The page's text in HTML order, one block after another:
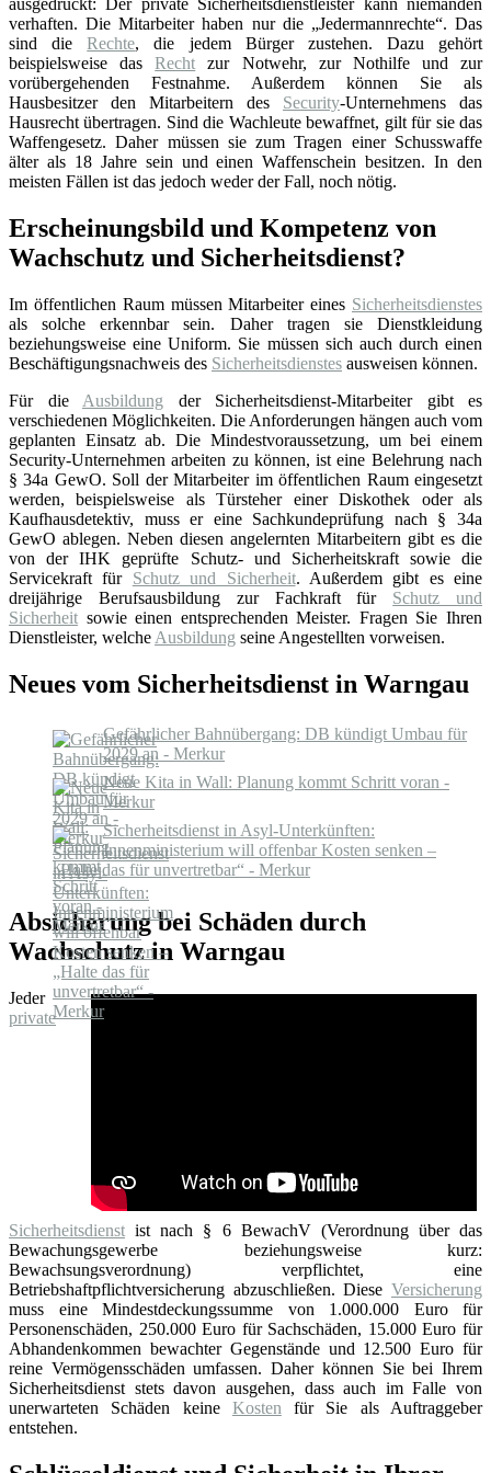
ausgedrückt: Der private Sicherheitsdienstleister kann niemanden
verhaften. Die Mitarbeiter haben nur die „Jedermannrechte“. Das
sind dieRechte, die jedem Bürger zustehen. Dazu gehört
beispielsweise dasRecht zur Notwehr, zur Nothilfe und zur
vorübergehenden Festnahme. Außerdem können Sie als
Hausbesitzer den Mitarbeitern des Security-Unternehmens das
Hausrecht übertragen. Sind die Wachleute bewaffnet, gilt für sie das
Waffengesetz. Daher müssen sie zum Tragen einer Schusswaffe
älter als 18 Jahre sein und einen Waffenschein besitzen. In den
meisten Fällen ist das jedoch weder der Fall, noch nötig.
Erscheinungsbild und Kompetenz von
Wachschutz und Sicherheitsdienst?
Im öffentlichen Raum müssen Mitarbeiter eines Sicherheitsdienstes
als solche erkennbar sein. Daher tragen sie Dienstkleidung
beziehungsweise eine Uniform. Sie müssen sich auch durch einen
Beschäftigungsnachweis des Sicherheitsdienstes ausweisen können.
Für die Ausbildung der Sicherheitsdienst-Mitarbeiter gibt es
verschiedenen Möglichkeiten. Die Anforderungen hängen auch vom
geplanten Einsatz ab. Die Mindestvoraussetzung, um bei einem
Security-Unternehmen arbeiten zu können, ist eine Belehrung nach
§ 34a GewO. Soll der Mitarbeiter im öffentlichen Raum eingesetzt
werden, beispielsweise als Türsteher einer Diskothek oder als
Kaufhausdetektiv, muss er eine Sachkundeprüfung nach § 34a
GewO ablegen. Neben diesen angelernten Mitarbeitern gibt es die
von der IHK geprüfte Schutz- und Sicherheitskraft sowie die
Servicekraft für Schutz und Sicherheit. Außerdem gibt es eine
dreijährige Berufsausbildung zur Fachkraft für Schutz und
Sicherheit sowie einen entsprechenden Meister. Fragen Sie Ihren
Dienstleister, welche Ausbildung seine Angestellten vorweisen.
Neues vom Sicherheitsdienst in Warngau
Gefährlicher Bahnübergang: DB kündigt Umbau für
2029 an - Merkur
Neue Kita in Wall: Planung kommt Schritt voran -
Merkur
Sicherheitsdienst in Asyl-Unterkünften:
Innenministerium will offenbar Kosten senken –
„Halte das für unvertretbar“ - Merkur
Absicherung bei Schäden durch
Wachschutz in Warngau
Jeder
private
Sicherheitsdienst ist nach § 6 BewachV (Verordnung über das
Bewachungsgewerbe beziehungsweise kurz:
Bewachsungsverordnung) verpflichtet, eine
Betriebshaftpflichtversicherung abzuschließen. Diese Versicherung
muss eine Mindestdeckungssumme von 1.000.000 Euro für
Personenschäden, 250.000 Euro für Sachschäden, 15.000 Euro für
Abhandenkommen bewachter Gegenstände und 12.500 Euro für
reine Vermögensschäden umfassen. Daher können Sie bei Ihrem
Sicherheitsdienst stets davon ausgehen, dass auch im Falle von
unerwarteten Schäden keine Kosten für Sie als Auftraggeber
entstehen.